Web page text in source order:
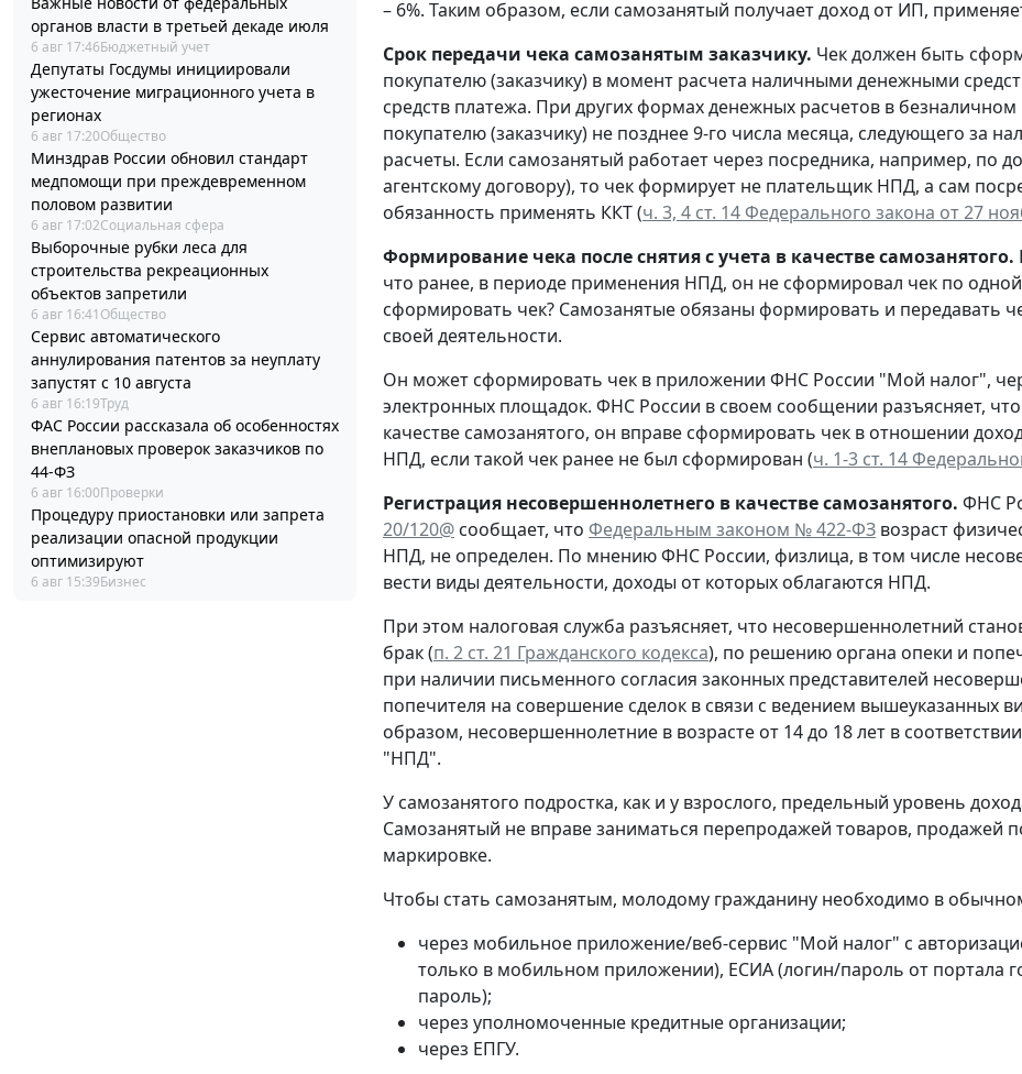
органов власти в третьей декаде июля
6 авг 17:46Бюджетный учет
Депутаты Госдумы инициировали
ужесточение миграционного учета в
регионах
6 авг 17:20Общество
Минздрав России обновил стандарт
медпомощи при преждевременном
половом развитии
6 авг 17:02Социальная сфера
Выборочные рубки леса для
строительства рекреационных
объектов запретили
6 авг 16:41 Общество
Сервис автоматического
аннулирования патентов за неуплату
запустят с 10 августа
6 авг 16:19Труд
ФАС России рассказала об особенностях
внеплановых проверок заказчиков по
44-ФЗ
6 авг 16:00Проверки
Процедуру приостановки или запрета
реализации опасной продукции
оптимизируют
6 авг 15:39Бизнес
– 6%. Таким образом, если самозанятый получает доход от ИП,
Срок передачи чека самозанятым заказчику. Чек должен быть
покупателю (заказчику) в момент расчета наличными денежными
средств платежа. При других формах денежных расчетов в
покупателю (заказчику) не позднее 9-го числа месяца, следующего за
расчеты. Если самозанятый работает через посредника, например, по
агентскому договору), то чек формирует не плательщик НПД, а сам
обязанность применять ККТ (ч. 3, 4 ст. 14 Федерального закона от 27
Формирование чека после снятия с учета в качестве самозанятого.
что ранее, в периоде применения НПД, он не сформировал чек по
сформировать чек? Самозанятые обязаны формировать и передавать
своей деятельности.
Он может сформировать чек в приложении ФНС России "Мой налог",
электронных площадок. ФНС России в своем сообщении разъясняет,
качестве самозанятого, он вправе сформировать чек в отношении
НПД, если такой чек ранее не был сформирован (ч. 1-3 ст. 14
Регистрация несовершеннолетнего в качестве самозанятого. ФНС
20/120@ сообщает, что Федеральным законом № 422-ФЗ возраст
НПД, не определен. По мнению ФНС России, физлица, в том числе
вести виды деятельности, доходы от которых облагаются НПД.
При этом налоговая служба разъясняет, что несовершеннолетний
брак (п. 2 ст. 21 Гражданского кодекса), по решению органа опеки и
при наличии письменного согласия законных представителей
попечителя на совершение сделок в связи с ведением вышеуказанных
образом, несовершеннолетние в возрасте от 14 до 18 лет в
"НПД".
У самозанятого подростка, как и у взрослого, предельный уровень
Самозанятый не вправе заниматься перепродажей товаров, продажей
маркировке.
Чтобы стать самозанятым, молодому гражданину необходимо в
через мобильное приложение/веб-сервис "Мой налог" с
только в мобильном приложении), ЕСИА (логин/пароль от портала
пароль);
через уполномоченные кредитные организации;
через ЕПГУ.